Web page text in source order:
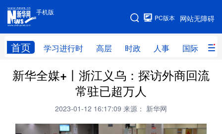
手机版
网站无障碍
PC版本
首页 学习进行时 高层 时政 人事 国际 财
手机版
网站地图
学习进行时 高层 时政 人事
财经 网评
全球连线
新华全媒+丨浙江义乌：探访外商回流
常驻已超万人
2023-01-12 16:17:09 来源： 新华网